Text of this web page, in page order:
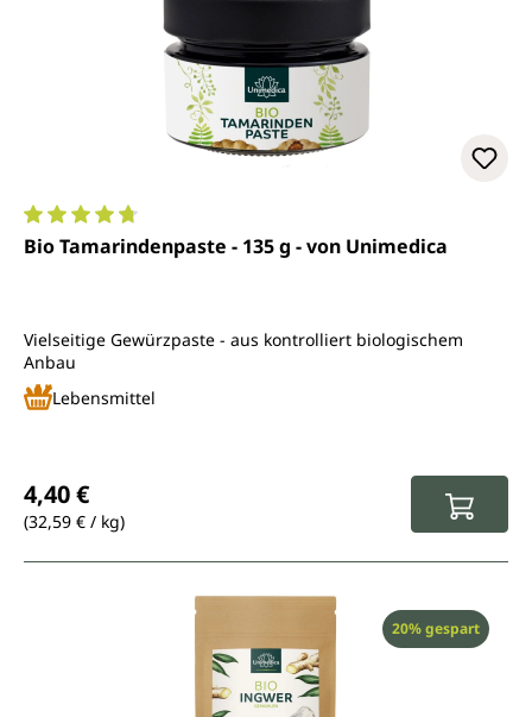
Durchschnittliche Bewertung von 4.7 von 5 Sternen
Bio Tamarindenpaste - 135 g - von Unimedica
Vielseitige Gewürzpaste - aus kontrolliert biologischem
Anbau
Lebensmittel
4,40 €
(32,59 € / kg)
Rabatt
20% gespart